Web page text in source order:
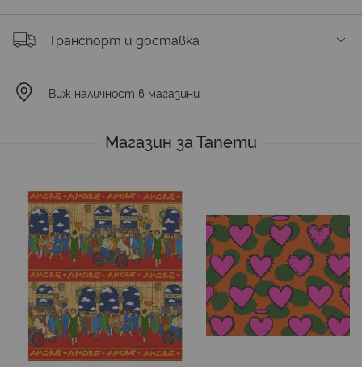
Транспорт и доставка
Виж наличност в магазини
Магазин за Тапети